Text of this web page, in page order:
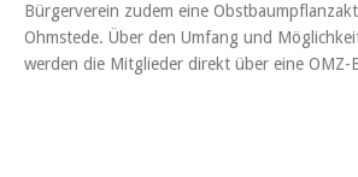
Bürgerverein zudem eine
Ohmstede. Über den Umfang und
werden die Mitglieder direkt über eine OMZ-